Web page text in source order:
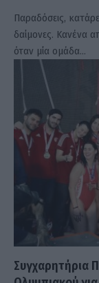
Παραδόσεις,
δαίμονες. Κανένα
όταν μία ομάδα…
Συγχαρητήρια